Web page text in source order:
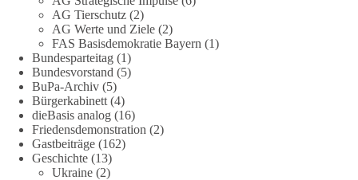
grundgesetz/
🟩🟩🟦🟦🟥🟥🟧🟧
Es ging weniger um fertige Antworten als um eine Debatte
darüber, wie Freiheit, Verantwortung, Naturschutz und
Grundrechte in einer demokratischen Gesellschaft künftig
miteinander in Einklang gebracht werden können.
#dieBasis #natur #grundrechte
AG Tierschutz (2)
AG Werte und Ziele (2)
FAS Basisdemokratie Bayern (1)
Bundesparteitag (1)
Bundesvorstand (5)
BuPa-Archiv (5)
Bürgerkabinett (4)
dieBasis analog (16)
Friedensdemonstration (2)
Gastbeiträge (162)
Geschichte (13)
Ukraine (2)